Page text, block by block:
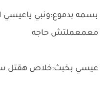
بسمه بدموع:ونبي ياعيسي
معمعملتش حاجه
عيسي بخبث:خلاص هقتل